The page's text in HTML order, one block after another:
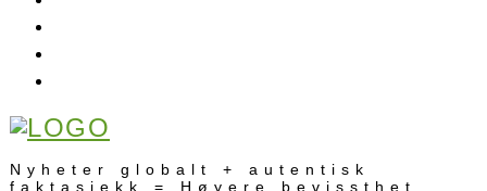
Nyheter globalt + autentisk
faktasjekk = Høyere bevissthet